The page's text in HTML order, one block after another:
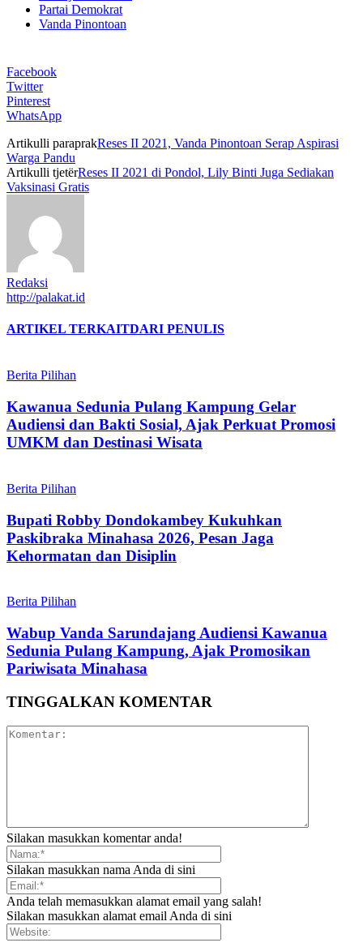
Partai Demokrat
Vanda Pinontoan
Facebook
Twitter
Pinterest
WhatsApp
Artikulli paraprakReses II 2021, Vanda Pinontoan Serap Aspirasi
Warga Pandu
Artikulli tjetërReses II 2021 di Pondol, Lily Binti Juga Sediakan
Vaksinasi Gratis
Redaksi
http://palakat.id
ARTIKEL TERKAITDARI PENULIS
Berita Pilihan
Kawanua Sedunia Pulang Kampung Gelar
Audiensi dan Bakti Sosial, Ajak Perkuat Promosi
UMKM dan Destinasi Wisata
Berita Pilihan
Bupati Robby Dondokambey Kukuhkan
Paskibraka Minahasa 2026, Pesan Jaga
Kehormatan dan Disiplin
Berita Pilihan
Wabup Vanda Sarundajang Audiensi Kawanua
Sedunia Pulang Kampung, Ajak Promosikan
Pariwisata Minahasa
TINGGALKAN KOMENTAR
Silakan masukkan komentar anda!
Silakan masukkan nama Anda di sini
Anda telah memasukkan alamat email yang salah!
Silakan masukkan alamat email Anda di sini